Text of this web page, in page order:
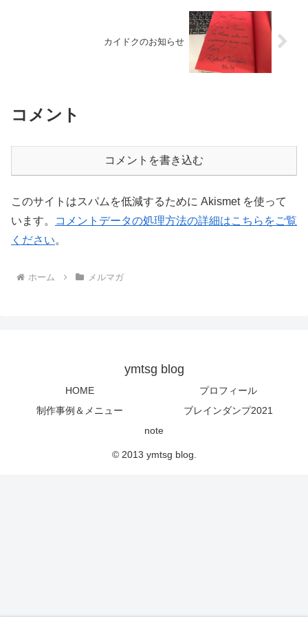
カイドクのお知らせ
コメント
コメントを書き込む
このサイトはスパムを低減するために Akismet を使って
います。
コメントデータの処理方法の詳細はこちらをご覧
ください。
ホーム メルマガ
ymtsg blog
HOME
プロフィール
制作事例＆メニュー
ブレインダンプ2021
note
© 2013 ymtsg blog.